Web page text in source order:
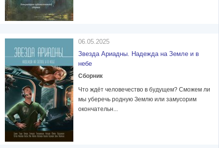
06.05.2025
Звезда Ариадны. Надежда на Земле и в
небе
Сборник
Что ждёт человечество в будущем? Сможем ли
мы уберечь родную Землю или замусорим
окончательн...